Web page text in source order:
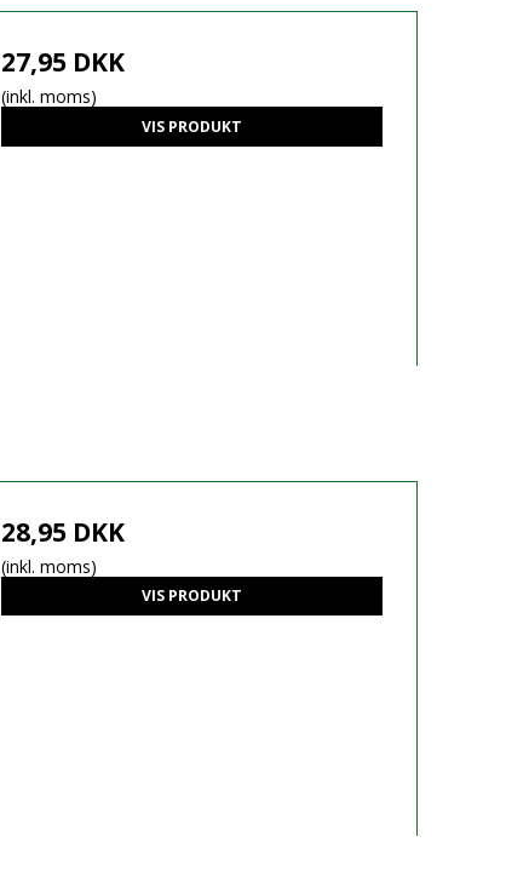
27,95 DKK
(inkl. moms)
VIS PRODUKT
28,95 DKK
(inkl. moms)
VIS PRODUKT